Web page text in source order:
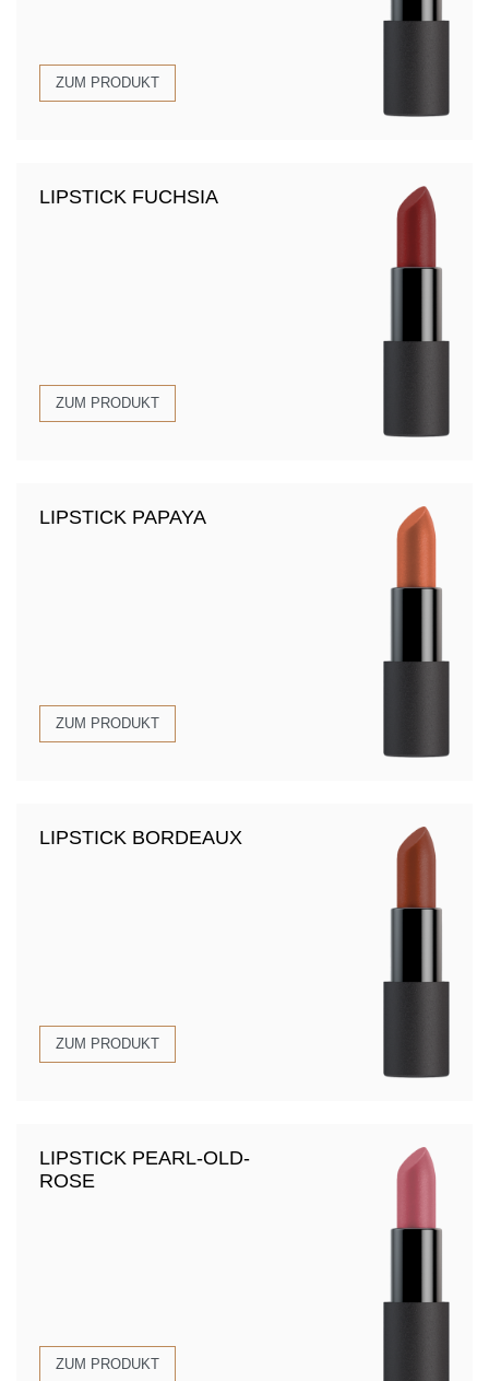
ZUM PRODUKT
LIPSTICK FUCHSIA
ZUM PRODUKT
LIPSTICK PAPAYA
ZUM PRODUKT
LIPSTICK BORDEAUX
ZUM PRODUKT
LIPSTICK PEARL-OLD-
ROSE
ZUM PRODUKT